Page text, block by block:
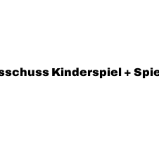
Kinderspiel +